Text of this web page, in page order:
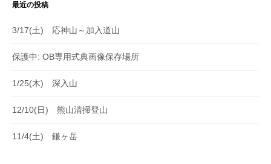
最近の投稿
3/17(土) 応神山～加入道山
保護中: OB専用式典画像保存場所
1/25(木) 深入山
12/10(日) 熊山清掃登山
11/4(土) 鎌ヶ岳